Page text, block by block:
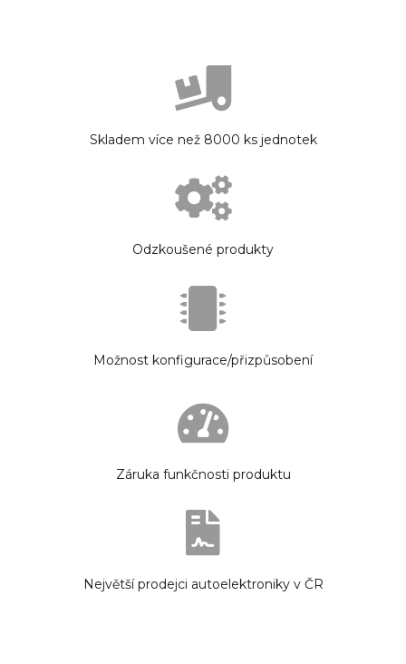
Skladem více než 8000 ks jednotek
Odzkoušené produkty
Možnost konfigurace/přizpůsobení
Záruka funkčnosti produktu
Největší prodejci autoelektroniky v ČR